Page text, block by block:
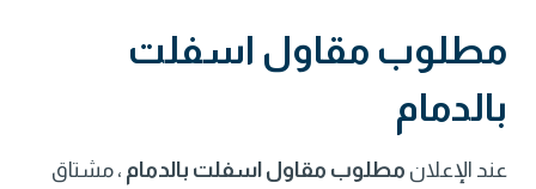
مطلوب مقاول اسفلت
بالدمام
عند الإعلان مطلوب مقاول اسفلت بالدمام ، مشتاق